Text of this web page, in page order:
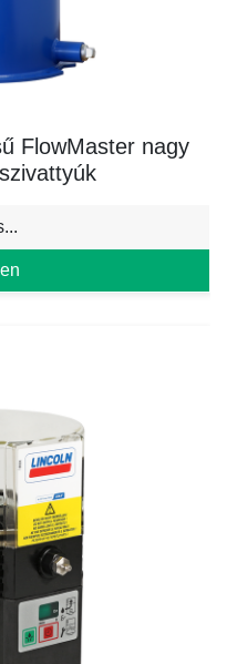
FlowMaster nagy